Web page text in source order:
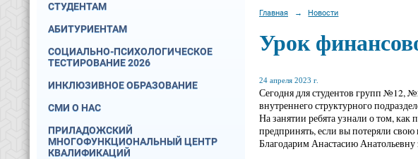
СТУДЕНТАМ
АБИТУРИЕНТАМ
СОЦИАЛЬНО-ПСИХОЛОГИЧЕСКОЕ
ТЕСТИРОВАНИЕ 2026
ИНКЛЮЗИВНОЕ ОБРАЗОВАНИЕ
СМИ О НАС
ПРИЛАДОЖСКИЙ
МНОГОФУНКЦИОНАЛЬНЫЙ ЦЕНТР
КВАЛИФИКАЦИЙ
Главная → Новости
Урок
24 апреля 2023 г.
Сегодня для студентов групп №12,
внутреннего структурного
На занятии ребята узнали о том,
предпринять, если вы потеряли
Благодарим Анастасию Анатольевну